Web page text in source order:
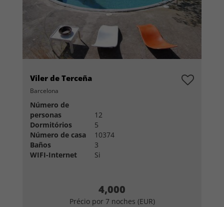
Viler de Terceña
Barcelona
Número de
personas
12
Dormitórios
5
Número de casa
10374
Baños
3
WIFI-Internet
Si
4,000
Précio por 7 noches (EUR)